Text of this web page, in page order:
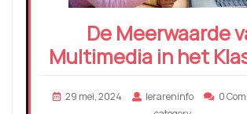
De Meerwaarde
Multimedia in het
29 mei, 2024 lerareninfo 0